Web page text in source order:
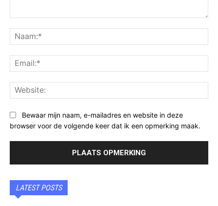
Bewaar mijn naam, e-mailadres en website in deze
browser voor de volgende keer dat ik een opmerking maak.
LATEST POSTS